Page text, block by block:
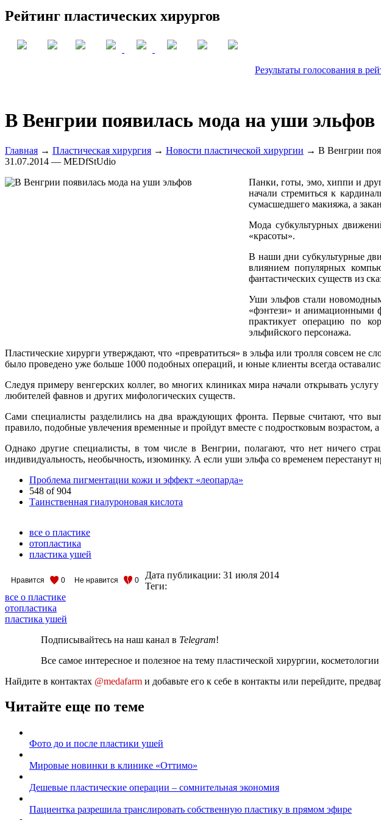
Рейтинг пластических хирургов
Результаты голосования в
В Венгрии появилась мода на уши эльфов
Главная → Пластическая хирургия → Новости пластической хирургии → В Венгрии
31.07.2014 — MEDfStUdio
Панки, готы, эмо, хиппи и
начали стремиться к
сумасшедшего макияжа, а
Мода субкультурных
«красоты».
В наши дни субкультурные
влиянием популярных
фантастических существ из
Уши эльфов стали
«фэнтези» и анимационными
практикует операцию по
эльфийского персонажа.
Пластические хирурги утверждают, что «превратиться» в эльфа или тролля совсем
было проведено уже больше 1000 подобных операций, и юные клиенты всегда
Следуя примеру венгерских коллег, во многих клиниках мира начали открывать
любителей фавнов и других мифологических существ.
Сами специалисты разделились на два враждующих фронта. Первые считают, что
правило, подобные увлечения временные и пройдут вместе с подростковым возрастом,
Однако другие специалисты, в том числе в Венгрии, полагают, что нет ничего
индивидуальность, необычность, изюминку. А если уши эльфа со временем
Проблема пигментации кожи и эффект «леопарда»
548 of 904
Таинственная гиалуроновая кислота
все о пластике
отопластика
пластика ушей
Нравится 0 Не нравится 0 Дата публикации: 31 июля 2014
Теги:
все о пластике
отопластика
пластика ушей
Подписывайтесь на наш канал в Telegram!
Все самое интересное и полезное на тему пластической хирургии,
Найдите в контактах @medafarm и добавьте его к себе в контакты или перейдите,
Читайте еще по теме
Фото до и после пластики ушей
Мировые новинки в клинике «Оттимо»
Дешевые пластические операции – сомнительная экономия
Пациентка разрешила транслировать собственную пластику в прямом эфире